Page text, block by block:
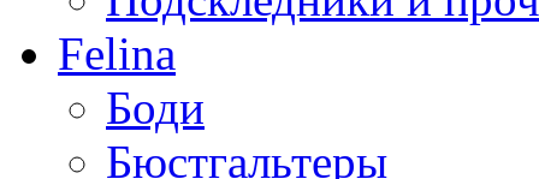
Felina
Боди
Бюстгальтеры